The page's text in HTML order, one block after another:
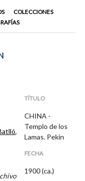
COLECCIONES
,
TÍTULO
CHINA -
Templo de los
Lamas. Pekin
FECHA
1900 (ca.)